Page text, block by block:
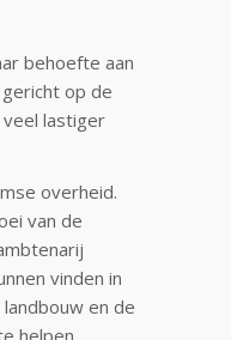
behoefte aan
op de
lastiger
overheid.
van de
vinden in
en de